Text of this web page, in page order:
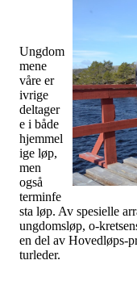
Ungdom
mene
våre er
ivrige
deltager
e i både
hjemmel
ige løp,
men
også
terminfe
sta løp. Av spesielle
ungdomsløp, o-
en del av Hovedløps-
turleder.